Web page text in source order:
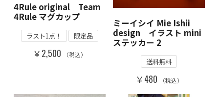
4Rule original Team
4Rule マグカップ
ラスト1点！ 限定品
￥2,500 （税込）
ミーイシイ Mie Ishii
design イラスト mini
ステッカー 2
送料無料
￥480 （税込）